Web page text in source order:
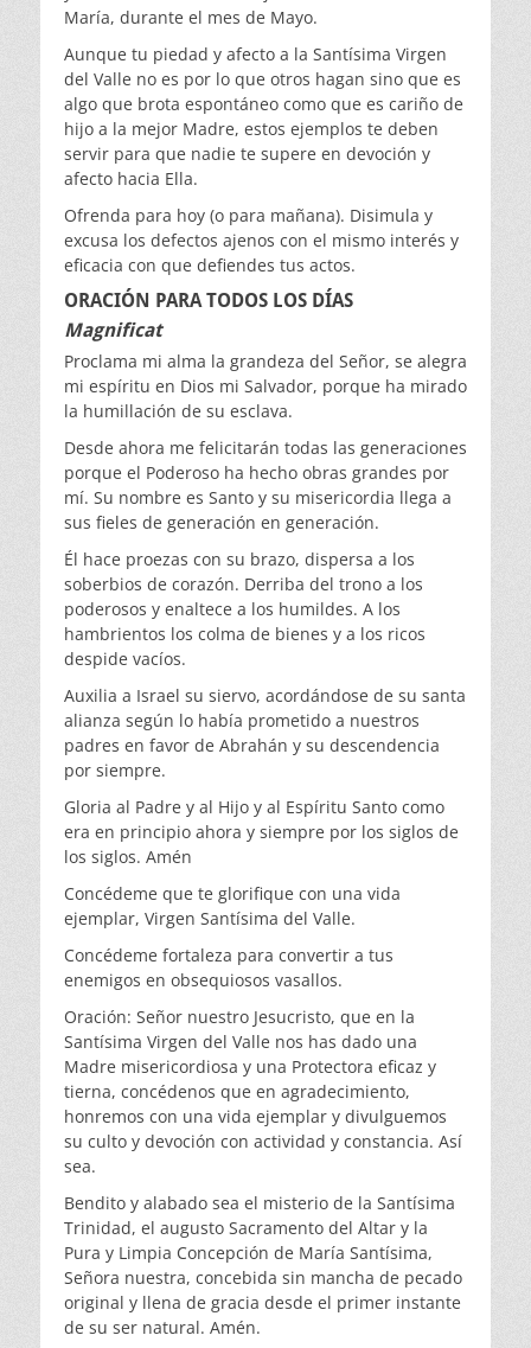
María, durante el mes de Mayo.
Aunque tu piedad y afecto a la Santísima Virgen
del Valle no es por lo que otros hagan sino que es
algo que brota espontáneo como que es cariño de
hijo a la mejor Madre, estos ejemplos te deben
servir para que nadie te supere en devoción y
afecto hacia Ella.
Ofrenda para hoy (o para mañana). Disimula y
excusa los defectos ajenos con el mismo interés y
eficacia con que defiendes tus actos.
ORACIÓN PARA TODOS LOS DÍAS
Magnificat
Proclama mi alma la grandeza del Señor, se alegra
mi espíritu en Dios mi Salvador, porque ha mirado
la humillación de su esclava.
Desde ahora me felicitarán todas las generaciones
porque el Poderoso ha hecho obras grandes por
mí. Su nombre es Santo y su misericordia llega a
sus fieles de generación en generación.
Él hace proezas con su brazo, dispersa a los
soberbios de corazón. Derriba del trono a los
poderosos y enaltece a los humildes. A los
hambrientos los colma de bienes y a los ricos
despide vacíos.
Auxilia a Israel su siervo, acordándose de su santa
alianza según lo había prometido a nuestros
padres en favor de Abrahán y su descendencia
por siempre.
Gloria al Padre y al Hijo y al Espíritu Santo como
era en principio ahora y siempre por los siglos de
los siglos. Amén
Concédeme que te glorifique con una vida
ejemplar, Virgen Santísima del Valle.
Concédeme fortaleza para convertir a tus
enemigos en obsequiosos vasallos.
Oración: Señor nuestro Jesucristo, que en la
Santísima Virgen del Valle nos has dado una
Madre misericordiosa y una Protectora eficaz y
tierna, concédenos que en agradecimiento,
honremos con una vida ejemplar y divulguemos
su culto y devoción con actividad y constancia. Así
sea.
Bendito y alabado sea el misterio de la Santísima
Trinidad, el augusto Sacramento del Altar y la
Pura y Limpia Concepción de María Santísima,
Señora nuestra, concebida sin mancha de pecado
original y llena de gracia desde el primer instante
de su ser natural. Amén.